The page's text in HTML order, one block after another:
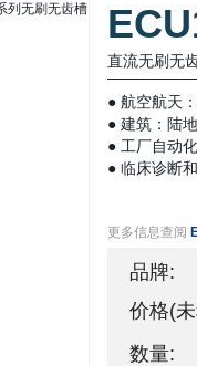
直流无刷无
● 航空航天
● 建筑：陆
● 工厂自动
● 临床诊断
更多信息查阅
品牌:
价格(
数量: